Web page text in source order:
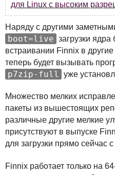
для Linux с высоким
Наряду с другими
boot=live загрузки
встраивании Finnix в
теперь будет вызывать
p7zip-full уже
Множество мелких
пакеты из вышестоящих
различные другие мелкие
присутствуют в выпуске
для загрузки прямо сейчас с
Finnix работает только на